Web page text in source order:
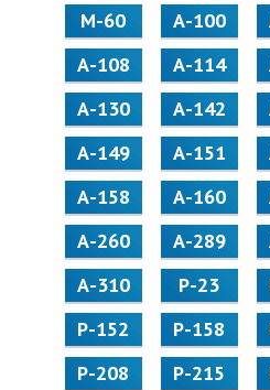
M-60
А-100
А-108
А-114
А-130
А-142
А-149
А-151
А-158
А-160
А-260
А-289
А-310
Р-23
Р-152
Р-158
Р-208
Р-215